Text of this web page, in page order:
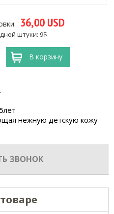
36,00 USD
штуки: 9$
В корзину
нежную детскую кожу
ЗВОНОК